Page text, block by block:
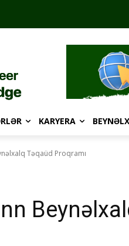
KARYERA
Təqaüd Proqramı